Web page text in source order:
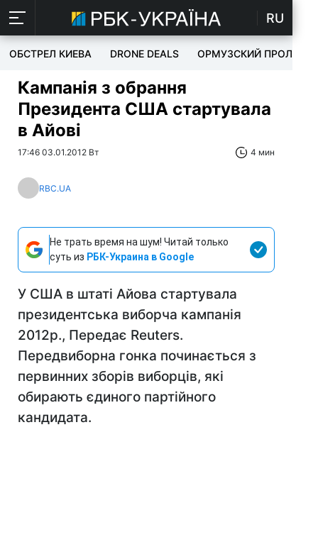
RU
ОБСТРЕЛ КИЕВА DRONE DEALS ОРМУЗСКИЙ ПРОЛИВ
Кампанія з обрання
Президента США стартувала
в Айові
17:46 03.01.2012 Вт 4 мин
RBC.UA
Не трать время на шум! Читай только
суть из РБК-Украина в Google
У США в штаті Айова стартувала
президентська виборча кампанія
2012р., Передає Reuters.
Передвиборна гонка починається з
первинних зборів виборців, які
обирають єдиного партійного
кандидата.